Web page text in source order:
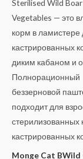
Monge Cat BWild